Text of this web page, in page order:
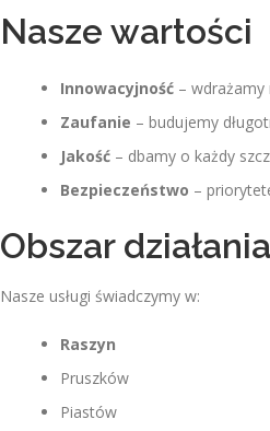
Nasze wartości
Innowacyjność –
Zaufanie – budujemy
Jakość – dbamy o każdy
Bezpieczeństwo –
Obszar działania
Nasze usługi świadczymy w:
Raszyn
Pruszków
Piastów